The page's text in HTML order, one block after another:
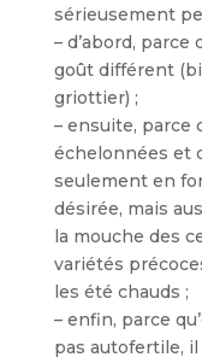
sérieusement
– d’abord,
goût différent
griottier) ;
– ensuite, parce
échelonnées et
seulement en
désirée, mais
la mouche des
variétés
les été chauds ;
– enfin, parce
pas autofertile,